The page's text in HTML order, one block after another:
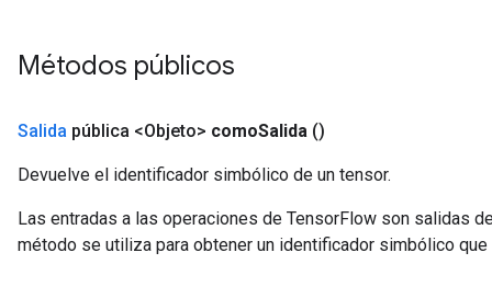
Métodos públicos
Salida pública <Objeto> comoSalida ()
Devuelve el identificador simbólico de un tensor.
Las entradas a las operaciones de TensorFlow son salidas
método se utiliza para obtener un identificador simbólico